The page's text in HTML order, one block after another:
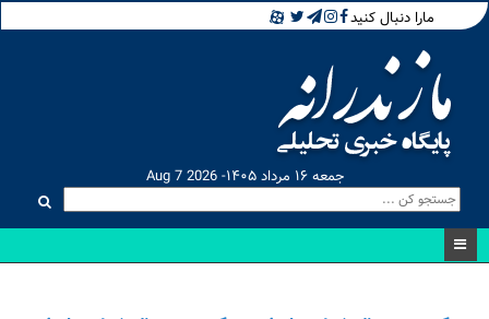
مارا دنبال کنید
جمعه ۱۶ مرداد ۱۴۰۵- Aug 7 2026